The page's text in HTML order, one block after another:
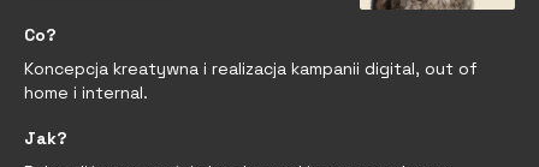
Co?
Koncepcja kreatywna i realizacja kampanii digital, out of
home i internal.
Jak?